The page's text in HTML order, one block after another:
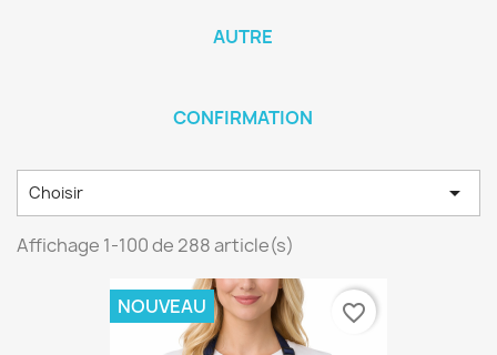
AUTRE
CONFIRMATION
Choisir 
Affichage 1-100 de 288 article(s)
NOUVEAU favorite_border